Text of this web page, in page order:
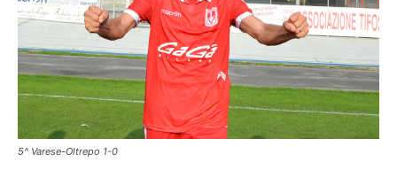
5^ Varese-Oltrepo 1-0